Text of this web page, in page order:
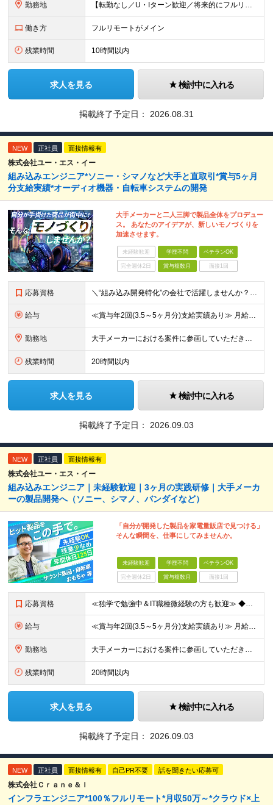
勤務地 【転勤なし／U・Iターン歓迎／将来的にフルリモートOK】 本社（新宿区）、大阪支店、名古屋支店または東京都・神奈川県・千葉県・埼玉県・愛知県・大阪府・福岡県をはじめ、全国のプロジェクト先 ※ご希望を
働き方 フルリモートがメイン
残業時間 10時間以内
求人を見る 検討中に入れる
掲載終了予定日： 2026.08.31
NEW 正社員 面接情報有
株式会社ユー・エス・イー
組み込みエンジニア*ソニー・シマノなど大手と直取引*賞与5ヶ月
分支給実績*オーディオ機器・自転車システムの開発
大手メーカーと二人三脚で製品全体をプロデュー
ス。 あなたのアイデアが、新しいモノづくりを
加速させます。
未経験歓迎 学歴不問 ベテランOK
完全週休2日 賞与複数月 面接1回
応募資格 ＼“組み込み開発特化”の会社で活躍しませんか？／ ◆組み込み系システムの開発経験 ◆学歴不問 ＜こんな方をお待ちしてます！＞ ◎モノづくりを突き詰めていきたい職人気質の方 ◎指示待ちではなく、主体的
給与 ≪賞与年2回(3.5～5ヶ月分)支給実績あり≫ 月給35万円～45万円＋賞与年2回＋交通費(月5万円まで)＋資格取得支援・手当あり＋時間外手当(100％支給) ※経験・知識・技術などを最大限考慮した
勤務地 大手メーカーにおける案件に参画していただきます！ 当社メンバーがメインとなっているチームに配属されるので、ご安心ください。 もちろん、希望もしっかりと考慮します。 ■東京本社、大阪事務所、および東京
残業時間 20時間以内
求人を見る 検討中に入れる
掲載終了予定日： 2026.09.03
NEW 正社員 面接情報有
株式会社ユー・エス・イー
組み込みエンジニア｜未経験歓迎｜3ヶ月の実践研修｜大手メーカ
ーの製品開発へ（ソニー、シマノ、バンダイなど）
「自分が開発した製品を家電量販店で見つける」
そんな瞬間を、仕事にしてみませんか。
未経験歓迎 学歴不問 ベテランOK
完全週休2日 賞与複数月 面接1回
応募資格 ≪独学で勉強中＆IT職種微経験の方も歓迎≫ ◆未経験OK ◆学歴不問 ＜こんな方を歓迎します＞ ・モノづくりが好き ・分解したり仕組みを考えたりするのが好き ・「なんで動くんだろう？」と考えてしまう
給与 ≪賞与年2回(3.5～5ヶ月分)支給実績あり≫ 月給26万円～＋賞与年2回＋交通費(月5万円まで)＋資格取得支援・手当あり＋時間外手当(100％支給) ※経験・知識・技術などを最大限考慮したうえで決
勤務地 大手メーカーにおける案件に参画していただきます！ 当社メンバーがメインとなっているチームに配属されるので、ご安心ください。 もちろん、希望もしっかりと考慮します。 ■東京本社、大阪事務所、および東京
残業時間 20時間以内
求人を見る 検討中に入れる
掲載終了予定日： 2026.09.03
NEW 正社員 面接情報有 自己PR不要 話を聞きたい応募可
株式会社Ｃｒａｎｅ＆Ｉ
インフラエンジニア*100％フルリモート*月収50万～*クラウド×上